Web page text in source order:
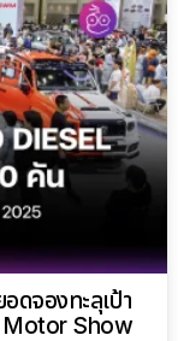
ดจองทะลุเป้า
Motor Show